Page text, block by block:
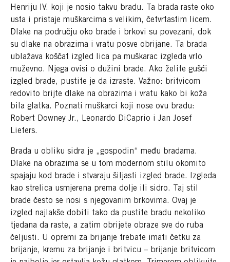
Henriju IV. koji je nosio takvu bradu. Ta brada raste oko
usta i pristaje muškarcima s velikim, četvrtastim licem.
Dlake na području oko brade i brkovi su povezani, dok
su dlake na obrazima i vratu posve obrijane. Ta brada
ublažava koščat izgled lica pa muškarac izgleda vrlo
muževno. Njega ovisi o dužini brade. Ako želite gušći
izgled brade, pustite je da izraste. Važno: britvicom
redovito brijte dlake na obrazima i vratu kako bi koža
bila glatka. Poznati muškarci koji nose ovu bradu:
Robert Downey Jr., Leonardo DiCaprio i Jan Josef
Liefers.
Brada u obliku sidra je „gospodin“ među bradama.
Dlake na obrazima se u tom modernom stilu okomito
spajaju kod brade i stvaraju šiljasti izgled brade. Izgleda
kao strelica usmjerena prema dolje ili sidro. Taj stil
brade često se nosi s njegovanim brkovima. Ovaj je
izgled najlakše dobiti tako da pustite bradu nekoliko
tjedana da raste, a zatim obrijete obraze sve do ruba
čeljusti. U opremi za brijanje trebate imati četku za
brijanje, kremu za brijanje i britvicu – brijanje britvicom